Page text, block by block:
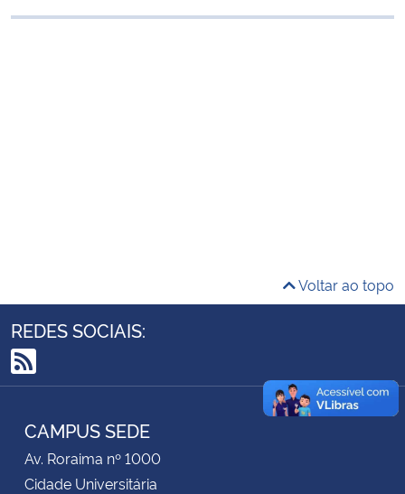
Controladoria-Geral da União
Ministério da Mulher, da Família e dos Direitos Humanos
Secretaria-Geral
Voltar ao topo
REDES SOCIAIS:
RSS
CAMPUS SEDE
Av. Roraima nº 1000
Cidade Universitária